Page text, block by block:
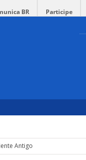
BR Participe
Antigo